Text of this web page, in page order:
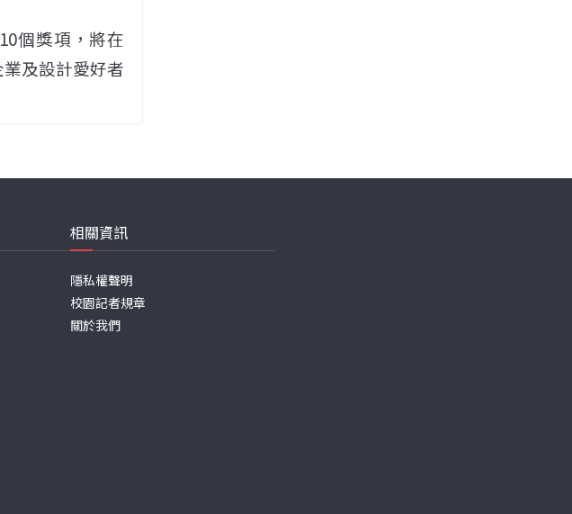
個獎項，將在
及設計愛好者
相關資訊
隱私權聲明
校園記者規章
關於我們